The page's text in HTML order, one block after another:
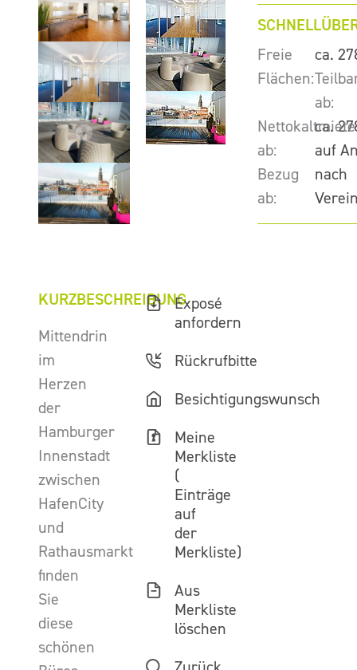
Freie
Flächen:
ca.
ab:
ca.
Nettokaltmiete
ab:
auf
Bezug
ab:
nach
KURZBESCHREIBUNG
Mittendrin
im
Herzen
der
Hamburger
Innenstadt
zwischen
HafenCity
und
Rathausmarkt
finden
Sie
diese
schönen
Exposé
anfordern
Rückrufbitte
Besichtigungswunsch
Meine
Merkliste
(
Einträge
auf
der
Merkliste)
Aus
Merkliste
löschen